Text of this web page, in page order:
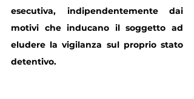
esecutiva, indipendentemente dai
motivi che inducano il soggetto ad
eludere la vigilanza sul proprio stato
detentivo.